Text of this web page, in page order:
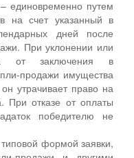
единовременно путем
на счет указанный в
дней после
При уклонении или
от заключения в
продажи имущества
утрачивает право на
При отказе от оплаты
победителю не
формой заявки,